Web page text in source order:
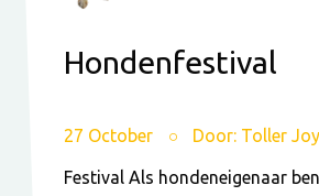
Hondenfestival
27 October Door: Toller Joy
Festival Als hondeneigenaar